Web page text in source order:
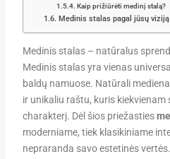
Kaip prižiūrėti medinį stalą?
Medinis stalas pagal jūsų viziją
Medinis stalas – natūralus
Medinis stalas yra vienas
baldų namuose. Natūrali
ir unikaliu raštu, kuris
charakterį. Dėl šios priežasties
moderniame, tiek klasikiniame
nepraranda savo estetinės vertės.